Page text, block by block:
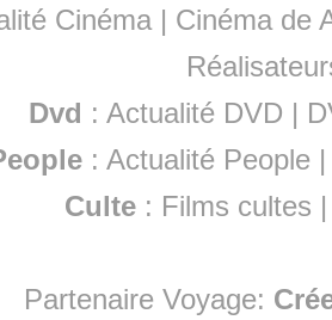
Cinéma | Cinéma de
Dvd : Actualité DVD |
:Actualité People
Culte : Films cultes
Partenaire Voyage: